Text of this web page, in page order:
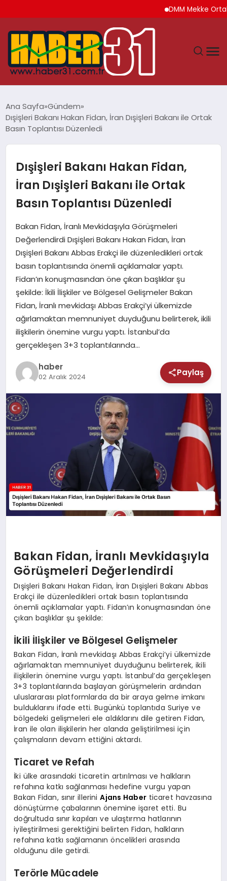
DMM Mekke Ortak
HATAY
EKONOMI
GÜNDEM
MAGAZIN
SAĞLIK
TEKNOLOJI
Ana Sayfa Gündem
Dışişleri Bakanı Hakan Fidan, İran Dışişleri Bakanı ile Ortak
Basın Toplantısı Düzenledi
Dışişleri Bakanı Hakan Fidan,
İran Dışişleri Bakanı ile Ortak
Basın Toplantısı Düzenledi
Bakan Fidan, İranlı Mevkidaşıyla Görüşmeleri
Değerlendirdi Dışişleri Bakanı Hakan Fidan, İran
Dışişleri Bakanı Abbas Erakçi ile düzenledikleri ortak
basın toplantısında önemli açıklamalar yaptı.
Fidan’ın konuşmasından öne çıkan başlıklar şu
şekilde: İkili İlişkiler ve Bölgesel Gelişmeler Bakan
Fidan, İranlı mevkidaşı Abbas Erakçi’yi ülkemizde
ağırlamaktan memnuniyet duyduğunu belirterek, ikili
ilişkilerin önemine vurgu yaptı. İstanbul’da
gerçekleşen 3+3 toplantılarında…
haber
02 Aralık 2024 Paylaş
Bakan Fidan, İranlı Mevkidaşıyla
Görüşmeleri Değerlendirdi
Dışişleri Bakanı Hakan Fidan, İran Dışişleri Bakanı Abbas
Erakçi ile düzenledikleri ortak basın toplantısında
önemli açıklamalar yaptı. Fidan’ın konuşmasından öne
çıkan başlıklar şu şekilde:
İkili İlişkiler ve Bölgesel Gelişmeler
Bakan Fidan, İranlı mevkidaşı Abbas Erakçi’yi ülkemizde
ağırlamaktan memnuniyet duyduğunu belirterek, ikili
ilişkilerin önemine vurgu yaptı. İstanbul’da gerçekleşen
3+3 toplantılarında başlayan görüşmelerin ardından
uluslararası platformlarda da bir araya gelme imkanı
bulduklarını ifade etti. Bugünkü toplantıda Suriye ve
bölgedeki gelişmeleri ele aldıklarını dile getiren Fidan,
İran ile olan ilişkilerin her alanda geliştirilmesi için
çalışmaların devam ettiğini aktardı.
Ticaret ve Refah
İki ülke arasındaki ticaretin artırılması ve halkların
refahına katkı sağlanması hedefine vurgu yapan
Bakan Fidan, sınır illeriniAjans Haberticaret havzasına
dönüştürme çabalarının önemine işaret etti. Bu
doğrultuda sınır kapıları ve ulaştırma hatlarının
iyileştirilmesi gerektiğini belirten Fidan, halkların
refahına katkı sağlamanın öncelikleri arasında
olduğunu dile getirdi.
Terörle Mücadele